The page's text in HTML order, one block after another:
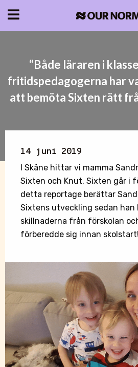
“Både läraren i
fritidspedagogerna har
att bemöta Sixten rätt
14 juni 2019
I Skåne hittar vi mamma
Sixten och Knut. Sixten går i
detta reportage berättar
Sixtens utveckling sedan han
skillnaderna från förskolan
förberedde sig innan skolstart!